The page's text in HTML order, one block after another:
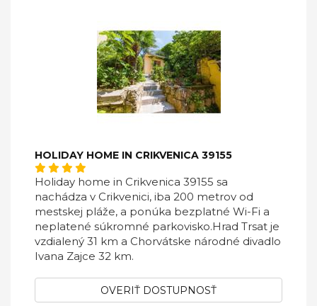
HOLIDAY HOME IN CRIKVENICA 39155
Holiday home in Crikvenica 39155 sa
nachádza v Crikvenici, iba 200 metrov od
mestskej pláže, a ponúka bezplatné Wi-Fi a
neplatené súkromné ​​parkovisko.Hrad Trsat je
vzdialený 31 km a Chorvátske národné divadlo
Ivana Zajce 32 km.
OVERIŤ DOSTUPNOSŤ